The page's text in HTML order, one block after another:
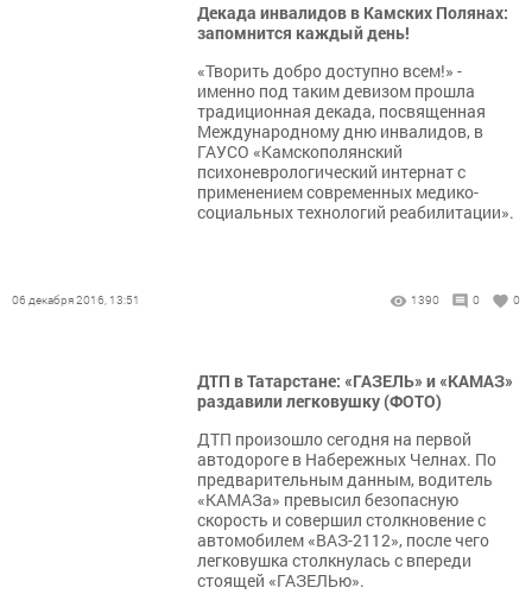
Декада инвалидов в Камских Полянах:
запомнится каждый день!
«Творить добро доступно всем!» -
именно под таким девизом прошла
традиционная декада, посвященная
Международному дню инвалидов, в
ГАУСО «Камскополянский
психоневрологический интернат с
применением современных медико-
социальных технологий реабилитации».
06 декабря 2016, 13:51 1390 0 0
ДТП в Татарстане: «ГАЗЕЛЬ» и «КАМАЗ»
раздавили легковушку (ФОТО)
ДТП произошло сегодня на первой
автодороге в Набережных Челнах. По
предварительным данным, водитель
«КАМАЗа» превысил безопасную
скорость и совершил столкновение с
автомобилем «ВАЗ-2112», после чего
легковушка столкнулась с впереди
стоящей «ГАЗЕЛЬю».